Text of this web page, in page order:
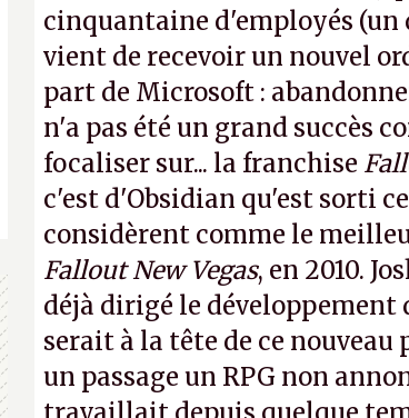
cinquantaine d'employés (un
vient de recevoir un nouvel
part de Microsoft :
n'a pas été un grand succès
focaliser sur... la franchise
c'est d'Obsidian qu'est sorti
considèrent comme le
Fallout New Vegas, en 2010.
déjà dirigé le développement
serait à la tête de ce
un passage un RPG non